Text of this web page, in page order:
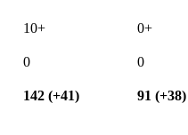
10+ 0+
0 0
142 (+41) 91 (+38)